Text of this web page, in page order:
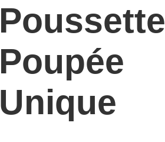
Poussette
Poupée
Unique